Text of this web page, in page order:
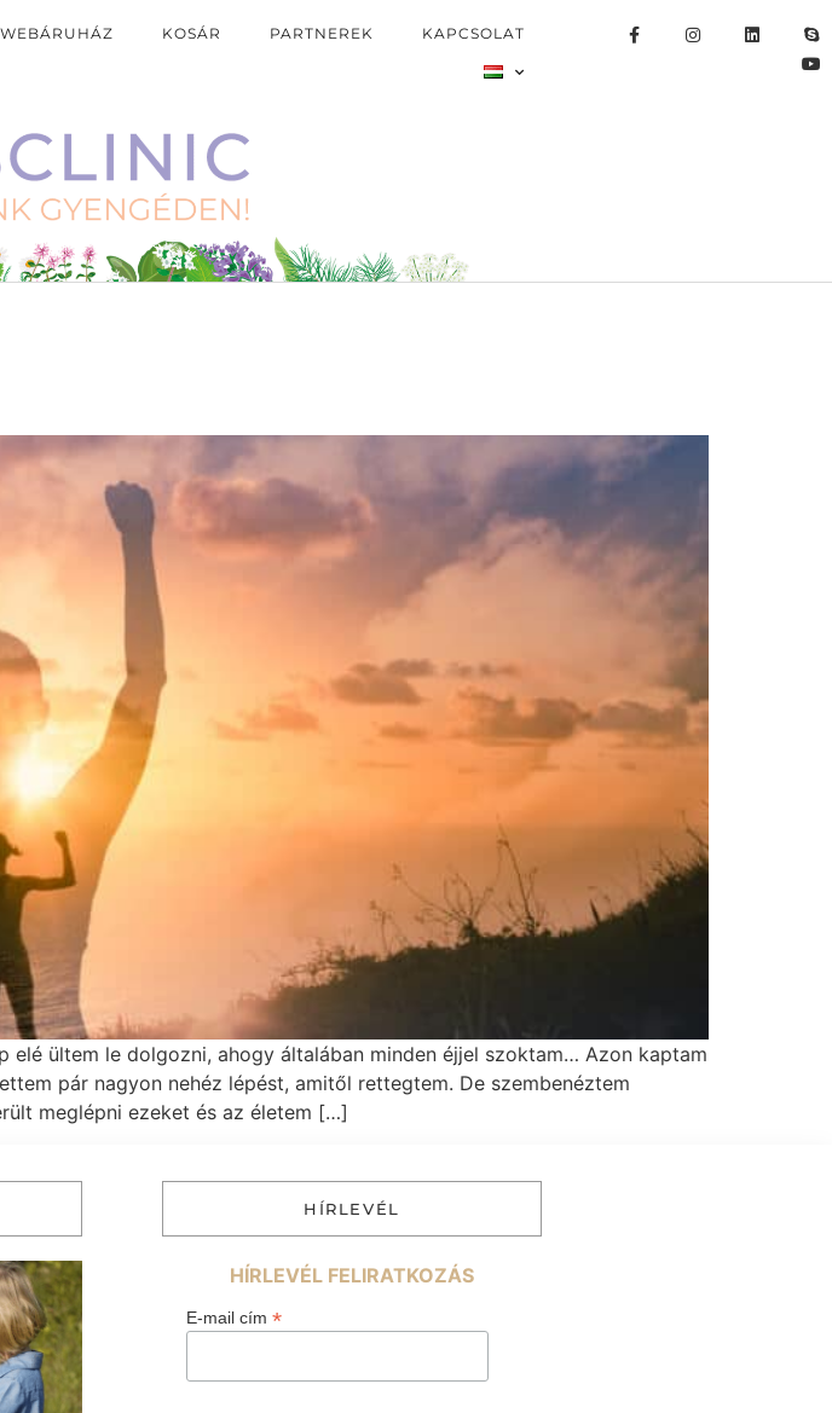
WEBÁRUHÁZ KOSÁR PARTNEREK KAPCSOLAT
ültem le dolgozni, ahogy általában minden éjjel szoktam… Azon kaptam
pár nagyon nehéz lépést, amitől rettegtem. De szembenéztem
meglépni ezeket és az életem […]
HÍRLEVÉL
HÍRLEVÉL FELIRATKOZÁS
E-mail cím *